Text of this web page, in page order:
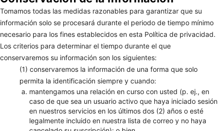
Tomamos todas las medidas razonables para garantizar que su
información solo se procesará durante el periodo de tiempo mínimo
necesario para los fines establecidos en esta Política de privacidad.
Los criterios para determinar el tiempo durante el que
conservaremos su información son los siguientes:
(1) conservaremos la información de una forma que solo
permita la identificación siempre y cuando:
mantengamos una relación en curso con usted (p. ej., en
caso de que sea un usuario activo que haya iniciado sesión
en nuestros servicios en los últimos dos (2) años o esté
legalmente incluido en nuestra lista de correo y no haya